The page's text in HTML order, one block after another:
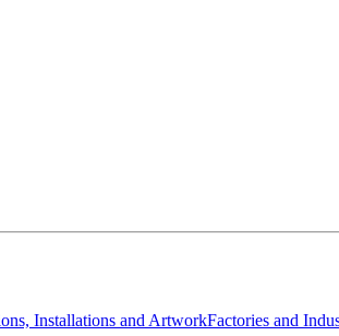
Installations and ArtworkFactories and